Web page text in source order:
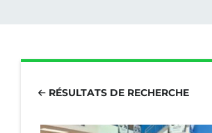
RÉSULTATS DE RECHERCHE